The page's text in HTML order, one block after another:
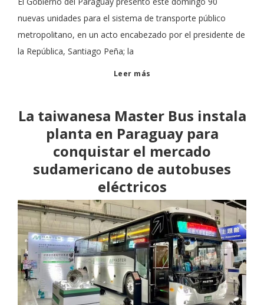
nuevas unidades para el sistema de transporte público
metropolitano, en un acto encabezado por el presidente de
la República, Santiago Peña; la
Leer más
La taiwanesa Master Bus instala
planta en Paraguay para
conquistar el mercado
sudamericano de autobuses
eléctricos